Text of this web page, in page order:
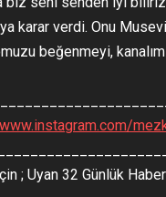
karar verdi. Onu
beğenmeyi,
; Uyan 32 Günlük